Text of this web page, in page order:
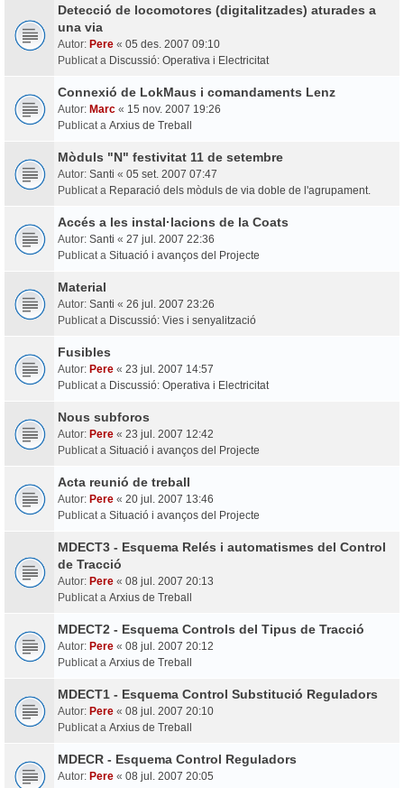
Detecció de locomotores (digitalitzades) aturades a
una via
Autor: Pere « 05 des. 2007 09:10
Publicat a Discussió: Operativa i Electricitat
Connexió de LokMaus i comandaments Lenz
Autor: Marc « 15 nov. 2007 19:26
Publicat a Arxius de Treball
Mòduls "N" festivitat 11 de setembre
Autor: Santi « 05 set. 2007 07:47
Publicat a Reparació dels mòduls de via doble de l'agrupament.
Accés a les instal·lacions de la Coats
Autor: Santi « 27 jul. 2007 22:36
Publicat a Situació i avanços del Projecte
Material
Autor: Santi « 26 jul. 2007 23:26
Publicat a Discussió: Vies i senyalització
Fusibles
Autor: Pere « 23 jul. 2007 14:57
Publicat a Discussió: Operativa i Electricitat
Nous subforos
Autor: Pere « 23 jul. 2007 12:42
Publicat a Situació i avanços del Projecte
Acta reunió de treball
Autor: Pere « 20 jul. 2007 13:46
Publicat a Situació i avanços del Projecte
MDECT3 - Esquema Relés i automatismes del Control
de Tracció
Autor: Pere « 08 jul. 2007 20:13
Publicat a Arxius de Treball
MDECT2 - Esquema Controls del Tipus de Tracció
Autor: Pere « 08 jul. 2007 20:12
Publicat a Arxius de Treball
MDECT1 - Esquema Control Substitució Reguladors
Autor: Pere « 08 jul. 2007 20:10
Publicat a Arxius de Treball
MDECR - Esquema Control Reguladors
Autor: Pere « 08 jul. 2007 20:05